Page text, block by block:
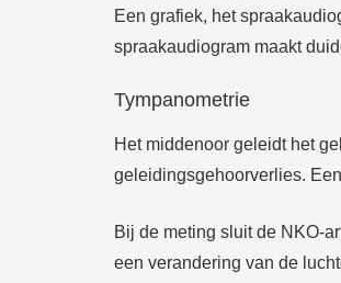
Een grafiek, het
spraakaudiogram maakt
Tympanometrie
Het middenoor geleidt het
geleidingsgehoorverlies.
Bij de meting sluit de NKO-
een verandering van de